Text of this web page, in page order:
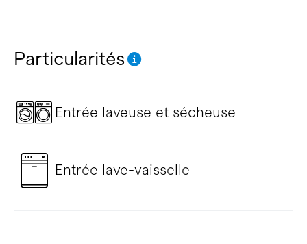
Particularités
Entrée laveuse et sécheuse
Entrée lave-vaisselle